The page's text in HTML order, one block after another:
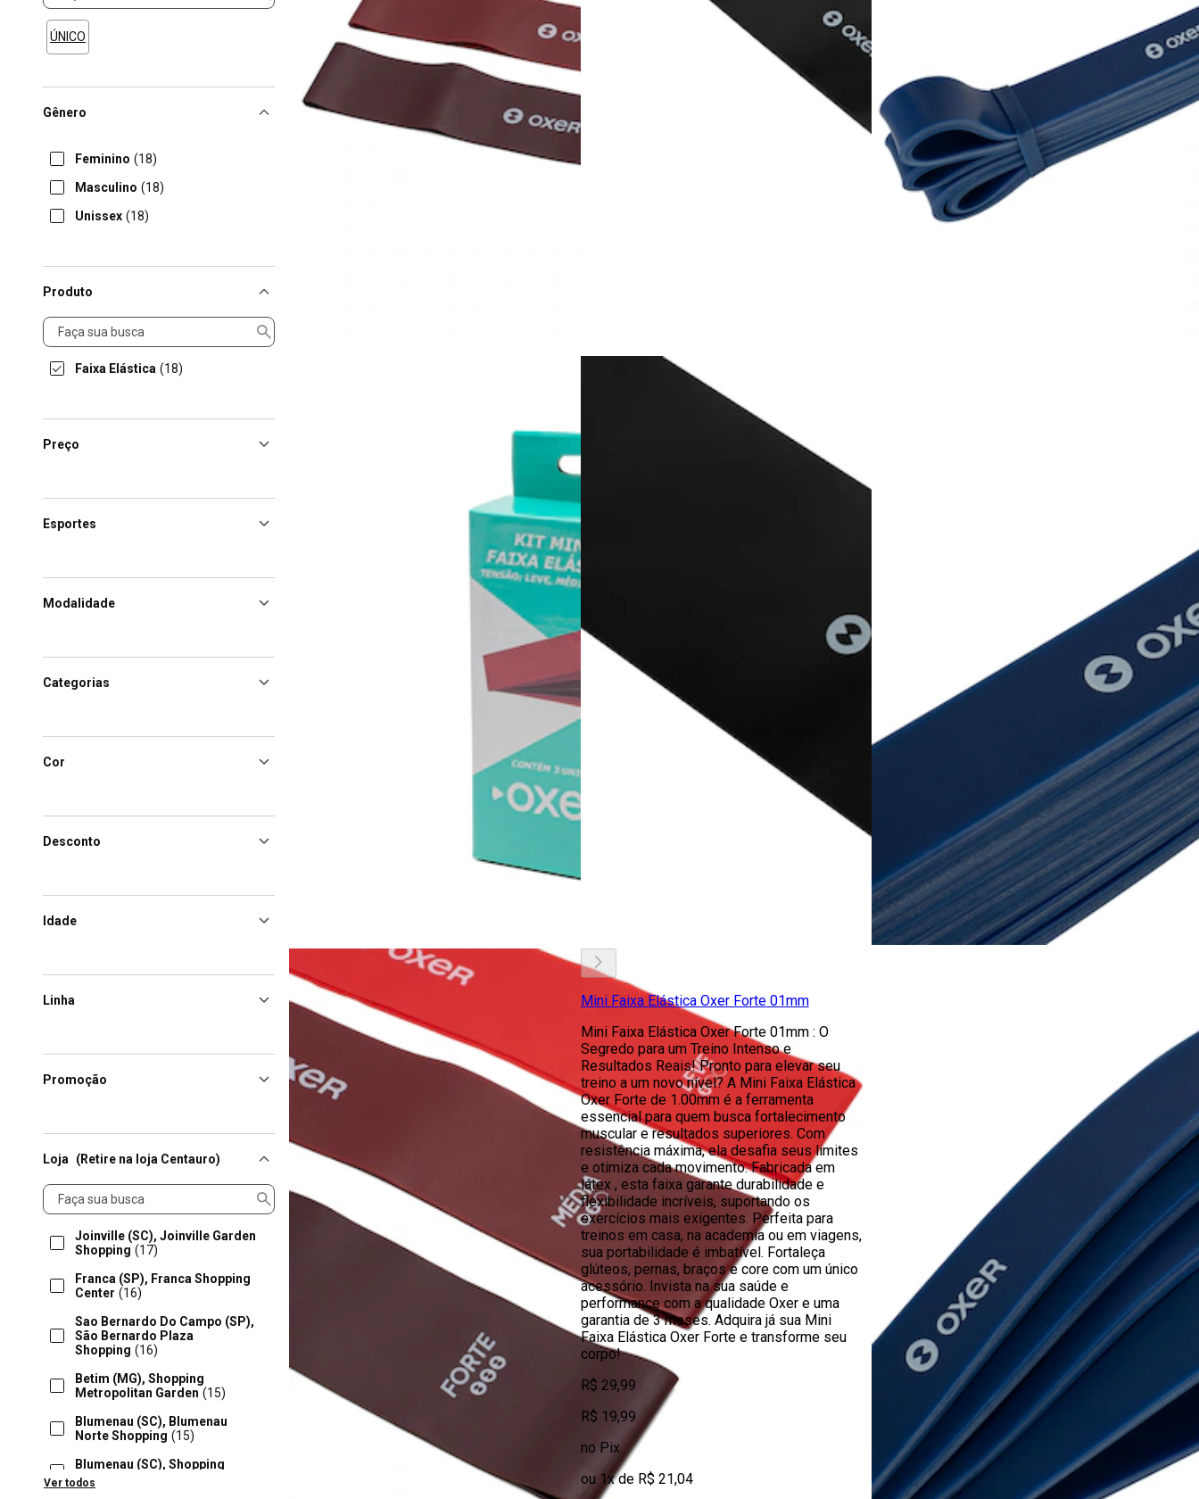
ÚNICO
Gênero
Feminino (18)
Masculino (18)
Unissex (18)
Produto
Produto
Faixa Elástica (18)
Preço
Esportes
Modalidade
Categorias
Cor
Desconto
Idade
Linha
Promoção
Loja (Retire na loja Centauro)
Loja
Joinville (SC), Joinville Garden
Shopping (17)
Franca (SP), Franca Shopping
Center (16)
Sao Bernardo Do Campo (SP),
São Bernardo Plaza
Shopping (16)
Betim (MG), Shopping
Metropolitan Garden (15)
Blumenau (SC), Blumenau
Norte Shopping (15)
Blumenau (SC), Shopping
Neumarkt
Ver todos
Mini Faixa Elástica Oxer Forte 01mm
Mini Faixa Elástica Oxer Forte 01mm : O
Segredo para um Treino Intenso e
Resultados Reais! Pronto para elevar seu
treino a um novo nível? A Mini Faixa Elástica
Oxer Forte de 1.00mm é a ferramenta
essencial para quem busca fortalecimento
muscular e resultados superiores. Com
resistência máxima, ela desafia seus limites
e otimiza cada movimento. Fabricada em
látex , esta faixa garante durabilidade e
flexibilidade incríveis, suportando os
exercícios mais exigentes. Perfeita para
treinos em casa, na academia ou em viagens,
sua portabilidade é imbatível. Fortaleça
glúteos, pernas, braços e core com um único
acessório. Invista na sua saúde e
performance com a qualidade Oxer e uma
garantia de 3 meses. Adquira já sua Mini
Faixa Elástica Oxer Forte e transforme seu
corpo!
R$ 29,99
R$ 19,99
no Pix
ou 1x de R$ 21,04